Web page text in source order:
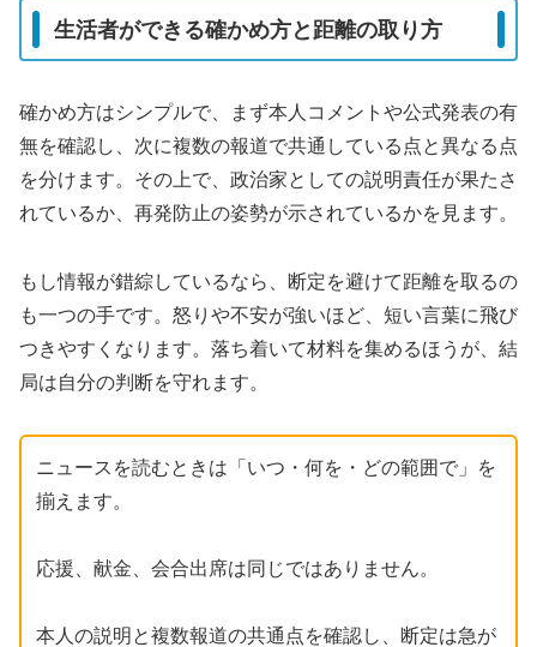
生活者ができる確かめ方と距離の取り方
確かめ方はシンプルで、まず本人コメントや公式発表の有
無を確認し、次に複数の報道で共通している点と異なる点
を分けます。その上で、政治家としての説明責任が果たさ
れているか、再発防止の姿勢が示されているかを見ます。
もし情報が錯綜しているなら、断定を避けて距離を取るの
も一つの手です。怒りや不安が強いほど、短い言葉に飛び
つきやすくなります。落ち着いて材料を集めるほうが、結
局は自分の判断を守れます。
ニュースを読むときは「いつ・何を・どの範囲で」を
揃えます。
応援、献金、会合出席は同じではありません。
本人の説明と複数報道の共通点を確認し、断定は急が